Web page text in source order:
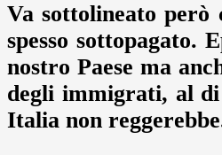
Va sottolineato
spesso sottopagato.
nostro Paese ma
degli immigrati, al
Italia non